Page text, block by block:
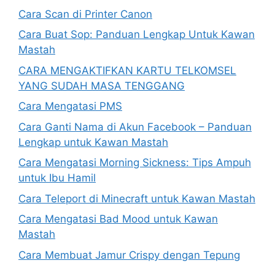
Cara Scan di Printer Canon
Cara Buat Sop: Panduan Lengkap Untuk Kawan
Mastah
CARA MENGAKTIFKAN KARTU TELKOMSEL
YANG SUDAH MASA TENGGANG
Cara Mengatasi PMS
Cara Ganti Nama di Akun Facebook – Panduan
Lengkap untuk Kawan Mastah
Cara Mengatasi Morning Sickness: Tips Ampuh
untuk Ibu Hamil
Cara Teleport di Minecraft untuk Kawan Mastah
Cara Mengatasi Bad Mood untuk Kawan
Mastah
Cara Membuat Jamur Crispy dengan Tepung